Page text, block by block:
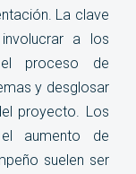
La clave
a los
proceso de
y desglosar
proyecto. Los
aumento de
suelen ser